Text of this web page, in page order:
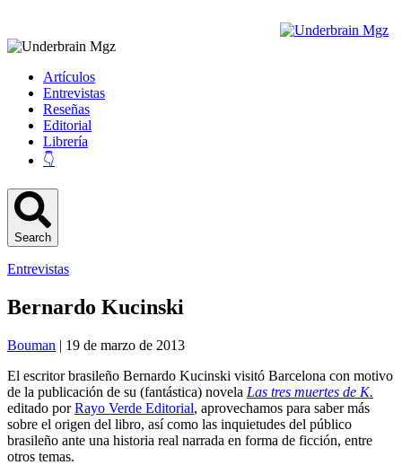
Artículos
Entrevistas
Reseñas
Editorial
Librería
👇
Search
Entrevistas
Bernardo Kucinski
Bouman | 19 de marzo de 2013
El escritor brasileño Bernardo Kucinski visitó Barcelona con motivo
de la publicación de su (fantástica) novela Las tres muertes de K.
editado porRayo Verde Editorial, aprovechamos para saber más
sobre el origen del libro, así como las inquietudes del público
brasileño ante una historia real narrada en forma de ficción, entre
otros temas.